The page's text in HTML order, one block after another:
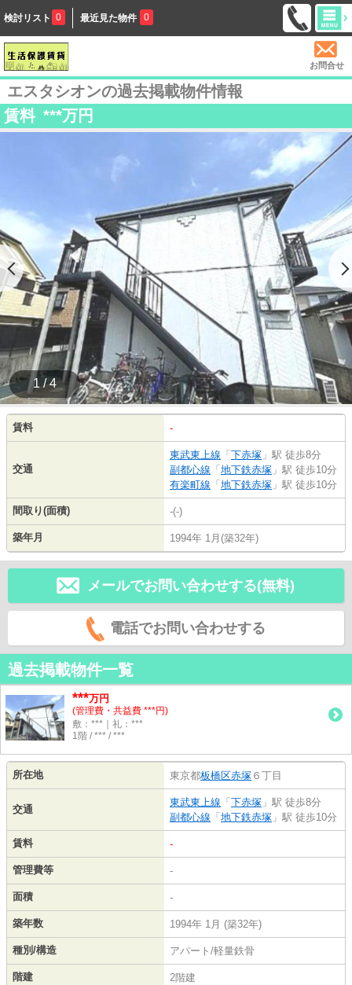
検討リスト 0 最近見た物件 0
お問合せ
エスタシオンの過去掲載物件情報
賃料 ***万円
1 / 4
賃料 -
交通
東武東上線 「 下赤塚 」駅 徒歩8分
副都心線 「 地下鉄赤塚 」駅 徒歩10分
有楽町線 「 地下鉄赤塚 」駅 徒歩10分
間取り(面積) -(-)
築年月 1994年 1月(築32年)
メールでお問い合わせする(無料)
電話でお問い合わせする
過去掲載物件一覧
***万円
(管理費・共益費 ***円)
敷：***｜礼：***
1階 / *** / ***
所在地 東京都板橋区赤塚 ６丁目
交通
東武東上線 「 下赤塚 」駅 徒歩8分
副都心線 「 地下鉄赤塚 」駅 徒歩10分
賃料 -
管理費等 -
面積 -
築年数 1994年 1月 (築32年)
種別/構造 アパート/軽量鉄骨
階建 2階建